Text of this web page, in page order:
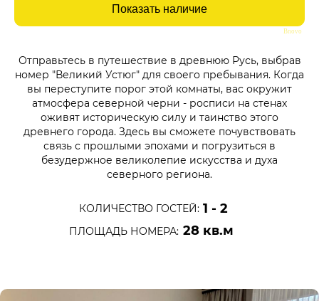
Bnovo
Отправьтесь в путешествие в древнюю Русь, выбрав
номер "Великий Устюг" для своего пребывания. Когда
вы переступите порог этой комнаты, вас окружит
атмосфера северной черни - росписи на стенах
оживят историческую силу и таинство этого
древнего города. Здесь вы сможете почувствовать
связь с прошлыми эпохами и погрузиться в
безудержное великолепие искусства и духа
северного региона.
КОЛИЧЕСТВО ГОСТЕЙ: 1 - 2
ПЛОЩАДЬ НОМЕРА: 28 кв.м